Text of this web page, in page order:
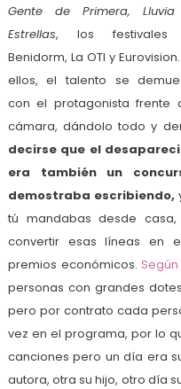
Gente de Primera,
Estrellas, los festivales
Benidorm, La OTI y
ellos, el talento se
con el protagonista frente
cámara, dándolo todo y
decirse que el
era también un
demostraba escribiendo,
tú mandabas desde
convertir esas líneas en
premios económicos.
personas con grandes
pero por contrato cada
vez en el programa, por lo
canciones pero un día era
autora, otra su hijo, otro día